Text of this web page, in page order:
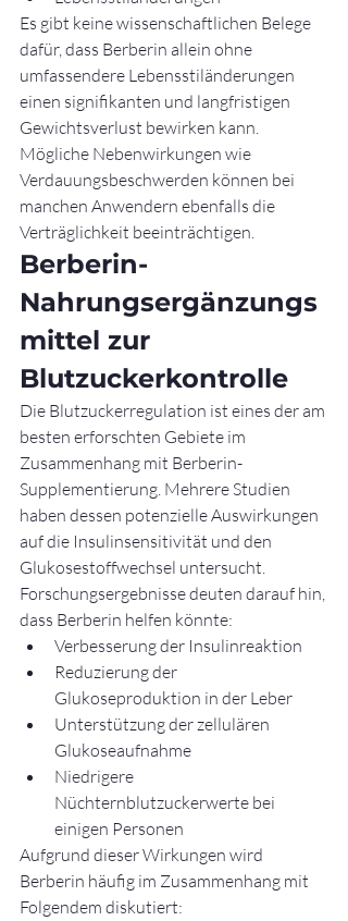
Es gibt keine wissenschaftlichen Belege
dafür, dass Berberin allein ohne
umfassendere Lebensstiländerungen
einen signifikanten und langfristigen
Gewichtsverlust bewirken kann.
Mögliche Nebenwirkungen wie
Verdauungsbeschwerden können bei
manchen Anwendern ebenfalls die
Verträglichkeit beeinträchtigen.
Berberin-
Nahrungsergänzungs
mittel zur
Blutzuckerkontrolle
Die Blutzuckerregulation ist eines der am
besten erforschten Gebiete im
Zusammenhang mit Berberin-
Supplementierung. Mehrere Studien
haben dessen potenzielle Auswirkungen
auf die Insulinsensitivität und den
Glukosestoffwechsel untersucht.
Forschungsergebnisse deuten darauf hin,
dass Berberin helfen könnte:
Verbesserung der Insulinreaktion
Reduzierung der
Glukoseproduktion in der Leber
Unterstützung der zellulären
Glukoseaufnahme
Niedrigere
Nüchternblutzuckerwerte bei
einigen Personen
Aufgrund dieser Wirkungen wird
Berberin häufig im Zusammenhang mit
Folgendem diskutiert: